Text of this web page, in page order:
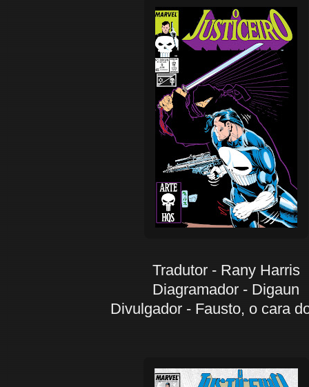
Tradutor - Rany Harris
Diagramador - Digaun
Divulgador - Fausto, o cara